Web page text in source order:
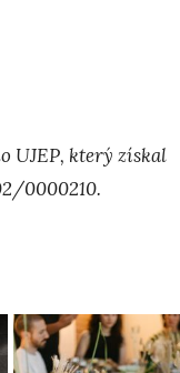
UJEP, který získal
0000210.